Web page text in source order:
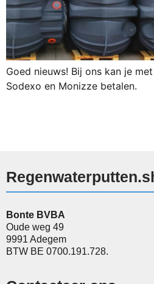
Goed nieuws! Bij ons kan je
Sodexo en Monizze betalen.
Bonte BVBA
Oude weg 49
9991 Adegem
BTW BE 0700.191.728.